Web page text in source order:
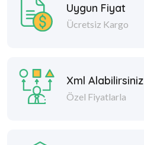
Uygun Fiyat
Ücretsiz Kargo
Xml Alabilirsiniz
Özel Fiyatlarla